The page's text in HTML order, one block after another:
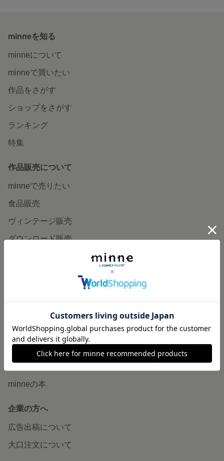
minneを知る
minneについて
minneで買いたい
作品をさがす
ショップをさがす
ランキング
特集
作品販売について
minneで売りたい
食品販売
ヴィンテージ販売
ダウンロード販売
販売支援企画・イベント
minneとものづくりと
minne学習帖
minneの本
企業の方へ
広告出稿について
大口注文について